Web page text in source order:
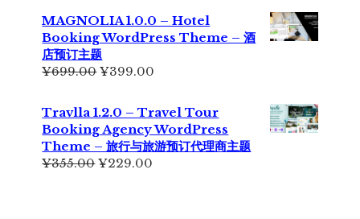
为：
¥699.00。
价
格
为：
MAGNOLIA 1.0.0 – Hotel
Booking WordPress Theme – 酒
店预订主题
¥699.00原
为：
¥699.00。
¥399.00
格
为：
¥399.00。
Travlla 1.2.0 – Travel Tour
Booking Agency WordPress
Theme – 旅行与旅游预订代理商主题
¥355.00原
¥229.00